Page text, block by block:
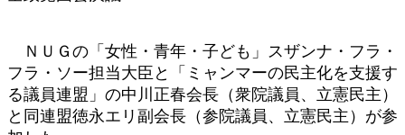
ＮＵＧの「女性・青年・子ども」スザンナ・フラ・
フラ・ソー担当大臣と「ミャンマーの民主化を支援す
る議員連盟」の中川正春会長（衆院議員、立憲民主）
と同連盟徳永エリ副会長（参院議員、立憲民主）が参